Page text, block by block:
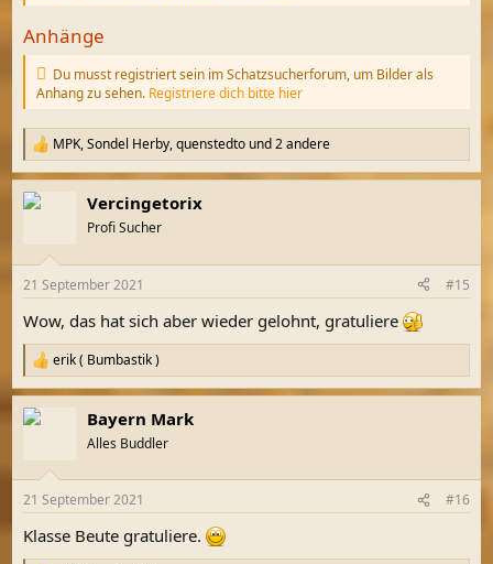
Anhänge
Du musst registriert sein im Schatzsucherforum, um Bilder als
Anhang zu sehen. Registriere dich bitte hier
R
e
a
k
e
:
MPK,Sondel Herby,quenstedto und 2 andere
Vercingetorix
Profi Sucher
21 September 2021 #15
Wow, das hat sich aber wieder gelohnt, gratuliere
R
e
a
k
e
:
erik ( Bumbastik )
Bayern Mark
Alles Buddler
21 September 2021 #16
Klasse Beute gratuliere.